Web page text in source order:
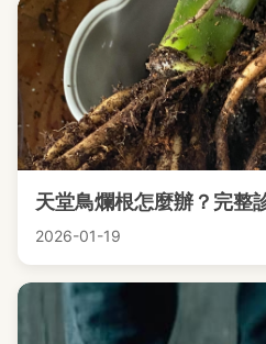
天堂鳥爛根怎麼辦？完整
2026-01-19